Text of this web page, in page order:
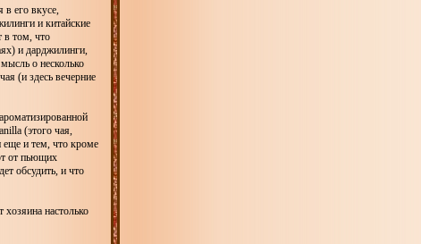
в его вкусе,
и китайские
в том, что
и дарджилинги,
о несколько
(и здесь вечерние
(этого чая,
еще и тем, что кроме
от пьющих
обсудить, и что
настолько